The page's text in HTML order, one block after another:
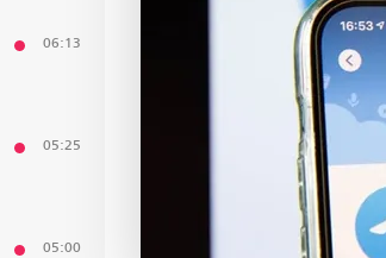
06:13
05:25
05:00